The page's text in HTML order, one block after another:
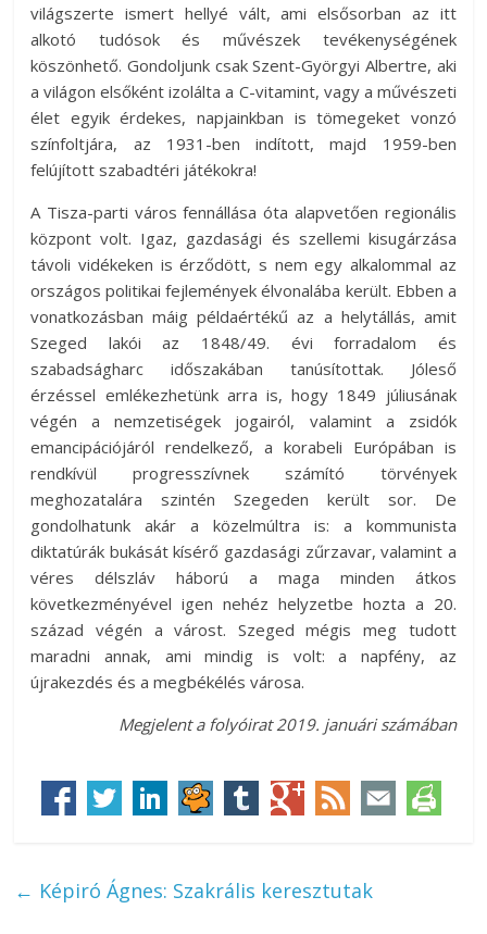
világszerte ismert hellyé vált, ami elsősorban az itt
alkotó tudósok és művészek tevékenységének
köszönhető. Gondoljunk csak Szent-Györgyi Albertre, aki
a világon elsőként izolálta a C-vitamint, vagy a művészeti
élet egyik érdekes, napjainkban is tömegeket vonzó
színfoltjára, az 1931-ben indított, majd 1959-ben
felújított szabadtéri játékokra!
A Tisza-parti város fennállása óta alapvetően regionális
központ volt. Igaz, gazdasági és szellemi kisugárzása
távoli vidékeken is érződött, s nem egy alkalommal az
országos politikai fejlemények élvonalába került. Ebben a
vonatkozásban máig példaértékű az a helytállás, amit
Szeged lakói az 1848/49. évi forradalom és
szabadságharc időszakában tanúsítottak. Jóleső
érzéssel emlékezhetünk arra is, hogy 1849 júliusának
végén a nemzetiségek jogairól, valamint a zsidók
emancipációjáról rendelkező, a korabeli Európában is
rendkívül progresszívnek számító törvények
meghozatalára szintén Szegeden került sor. De
gondolhatunk akár a közelmúltra is: a kommunista
diktatúrák bukását kísérő gazdasági zűrzavar, valamint a
véres délszláv háború a maga minden átkos
következményével igen nehéz helyzetbe hozta a 20.
század végén a várost. Szeged mégis meg tudott
maradni annak, ami mindig is volt: a napfény, az
újrakezdés és a megbékélés városa.
Megjelent a folyóirat 2019. januári számában
← Képiró Ágnes: Szakrális keresztutak